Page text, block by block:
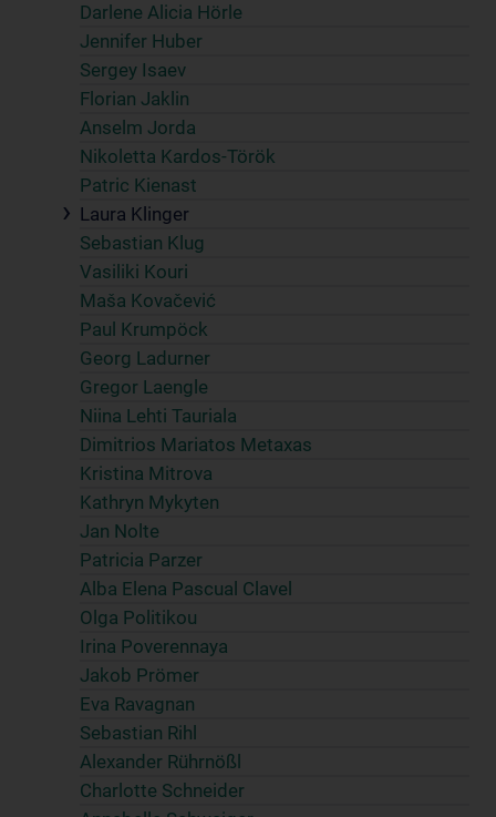
Darlene Alicia Hörle
Jennifer Huber
Sergey Isaev
Florian Jaklin
Anselm Jorda
Nikoletta Kardos-Török
Patric Kienast
Laura Klinger
Sebastian Klug
Vasiliki Kouri
Maša Kovačević
Paul Krumpöck
Georg Ladurner
Gregor Laengle
Niina Lehti Tauriala
Dimitrios Mariatos Metaxas
Kristina Mitrova
Kathryn Mykyten
Jan Nolte
Patricia Parzer
Alba Elena Pascual Clavel
Olga Politikou
Irina Poverennaya
Jakob Prömer
Eva Ravagnan
Sebastian Rihl
Alexander Rührnößl
Charlotte Schneider